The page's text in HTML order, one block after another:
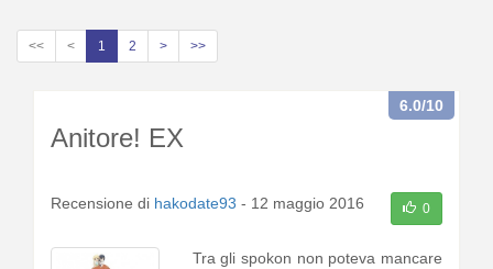
<< < 1 2 > >>
Anitore! EX
6.0/10
Recensione di hakodate93 - 12 maggio 2016 0
Tra gli spokon non poteva mancare